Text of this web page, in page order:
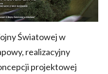
Światowej w
realizacyjny
projektowej